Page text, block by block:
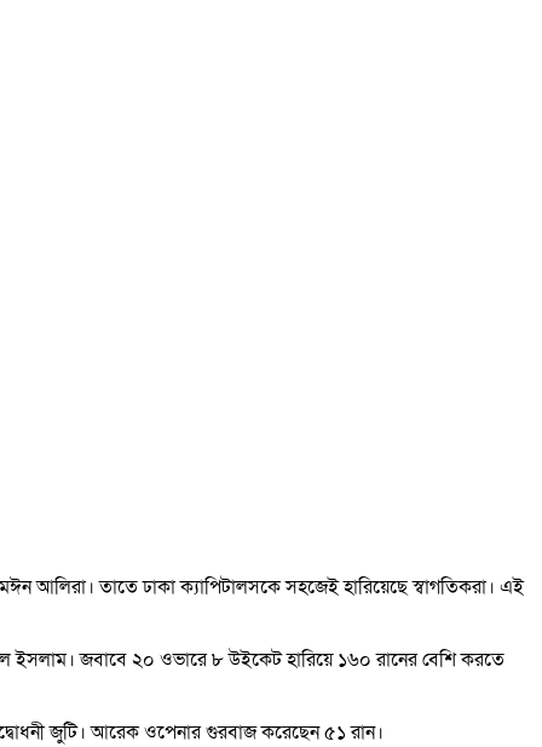
আলিরা। তাতে ঢাকা ক্যাপিটালসকে সহজেই হারিয়েছে স্বাগতিকরা। এই
ইসলাম। জবাবে ২০ ওভারে ৮ উইকেট হারিয়ে ১৬০ রানের বেশি করতে
জুটি। আরেক ওপেনার গুরবাজ করেছেন ৫১ রান।